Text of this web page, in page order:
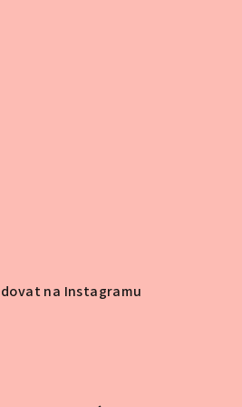
na Instagramu